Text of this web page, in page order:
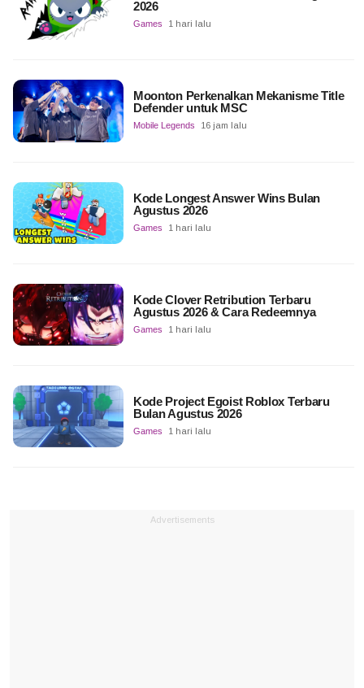
2026
Games 1 hari lalu
Moonton Perkenalkan Mekanisme Title
Defender untuk MSC
Mobile Legends 16 jam lalu
Kode Longest Answer Wins Bulan
Agustus 2026
Games 1 hari lalu
Kode Clover Retribution Terbaru
Agustus 2026 & Cara Redeemnya
Games 1 hari lalu
Kode Project Egoist Roblox Terbaru
Bulan Agustus 2026
Games 1 hari lalu
Advertisements